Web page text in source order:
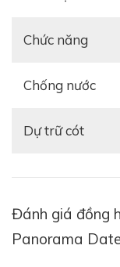
Chức năng
Chống nước
Dự trữ cót
Đánh giá đồng
Panorama